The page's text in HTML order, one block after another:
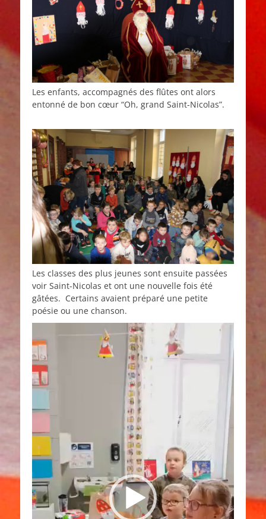
Les enfants, accompagnés des flûtes ont alors
entonné de bon cœur “Oh, grand Saint-Nicolas”.
Les classes des plus jeunes sont ensuite passées
voir Saint-Nicolas et ont une nouvelle fois été
gâtées. Certains avaient préparé une petite
poésie ou une chanson.
vidéo